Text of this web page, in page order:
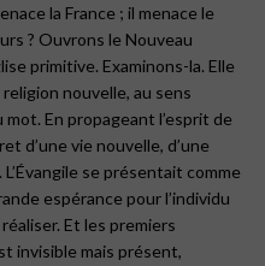
la France ; il menace le
? Ouvrons le Nouveau
primitive. Examinons-la. Elle
nouvelle, au sens
En propageant l’esprit de
d’une vie nouvelle, d’une
se présentait comme
espérance pour l’individu
Et les premiers
invisible mais présent,